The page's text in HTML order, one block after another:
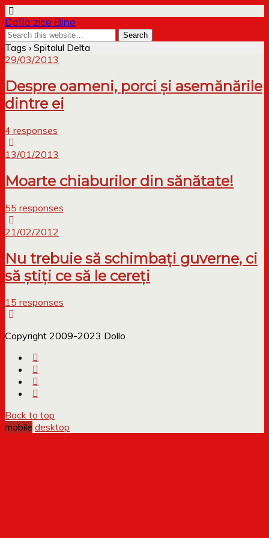
Dollo zice Bine
Tags › Spitalul Delta
29/03/2013
Despre oameni, porci și asemănările
dintre ei
4 responses
13/01/2013
Moarte chiaburilor din sănătate!
55 responses
21/02/2012
Nu trebuie să schimbați guverne, ci
să știți ce să le cereți
15 responses
Copyright 2009-2023 Dollo
Back to top
mobile desktop